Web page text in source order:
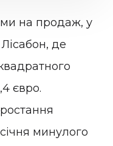
на продаж, у
де
євро.
минулого